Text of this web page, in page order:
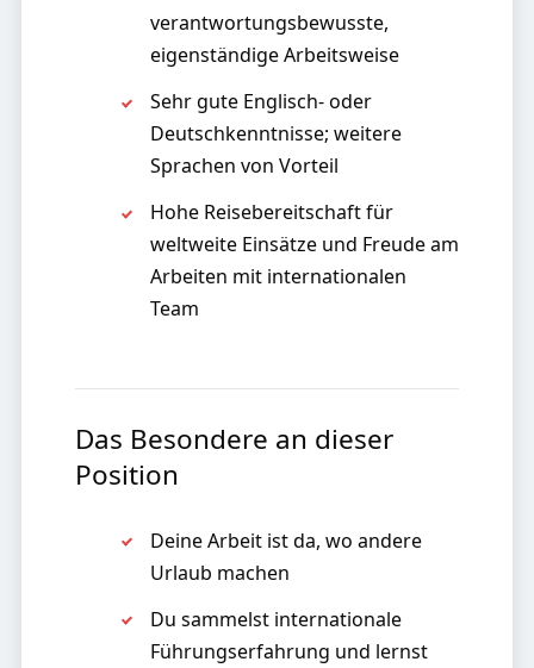
verantwortungsbewusste,
eigenständige Arbeitsweise
Sehr gute Englisch- oder
Deutschkenntnisse; weitere
Sprachen von Vorteil
Hohe Reisebereitschaft für
weltweite Einsätze und Freude am
Arbeiten mit internationalen
Team
Das Besondere an dieser
Position
Deine Arbeit ist da, wo andere
Urlaub machen
Du sammelst internationale
Führungserfahrung und lernst